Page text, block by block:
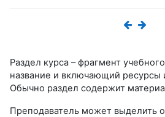
Раздел курса – фрагмент
название и включающий ресурсы
Обычно раздел содержит
Преподаватель может выделить